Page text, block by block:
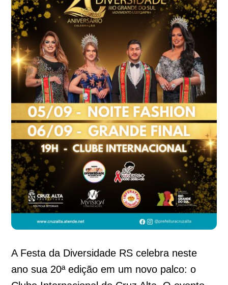
A Festa da Diversidade RS celebra neste
ano sua 20ª edição em um novo palco: o